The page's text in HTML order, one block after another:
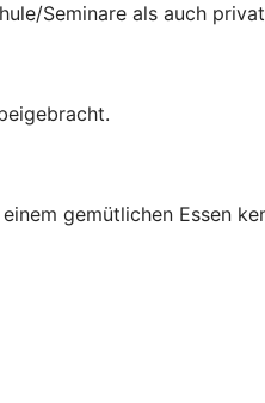
Seminare als auch
gemütlichen Essen